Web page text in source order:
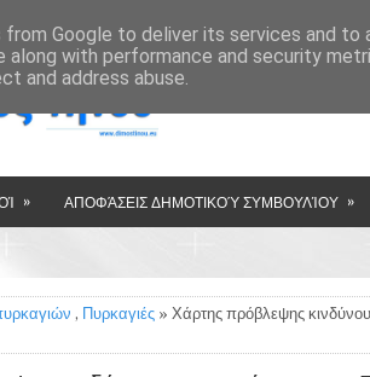
» » »
» ΑΠΟΦΆΣΕΙΣ ΔΗΜΟΤΙΚΟΎ ΣΥΜΒΟΥΛΊΟΥ »
, Πυρκαγιές » Χάρτης πρόβλεψης
Google to deliver its services and to
along with performance and security
and address abuse.